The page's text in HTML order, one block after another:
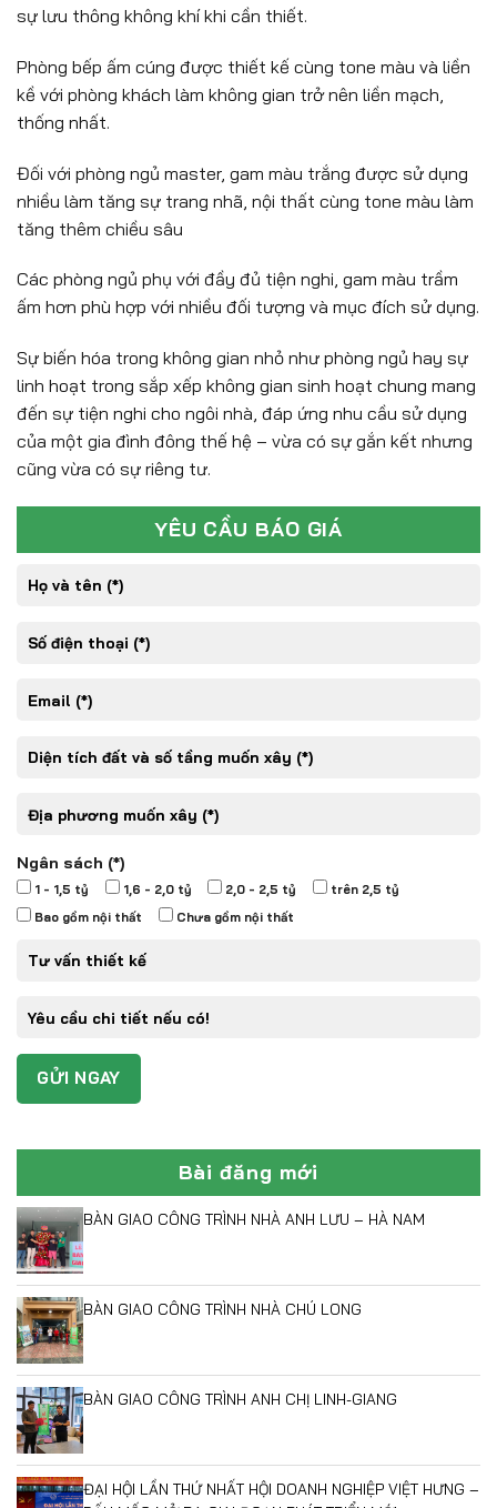
sự lưu thông không khí khi cần thiết.
Phòng bếp ấm cúng được thiết kế cùng tone màu và liền
kề với phòng khách làm không gian trở nên liền mạch,
thống nhất.
Đối với phòng ngủ master, gam màu trắng được sử dụng
nhiều làm tăng sự trang nhã, nội thất cùng tone màu làm
tăng thêm chiều sâu
Các phòng ngủ phụ với đầy đủ tiện nghi, gam màu trầm
ấm hơn phù hợp với nhiều đối tượng và mục đích sử dụng.
Sự biến hóa trong không gian nhỏ như phòng ngủ hay sự
linh hoạt trong sắp xếp không gian sinh hoạt chung mang
đến sự tiện nghi cho ngôi nhà, đáp ứng nhu cầu sử dụng
của một gia đình đông thế hệ – vừa có sự gắn kết nhưng
cũng vừa có sự riêng tư.
YÊU CẦU BÁO GIÁ
Ngân sách (*)
1 - 1,5 tỷ 1,6 - 2,0 tỷ 2,0 - 2,5 tỷ
trên 2,5 tỷ
Bao gồm nội thất
Chưa gồm nội thất
Bài đăng mới
BÀN GIAO CÔNG TRÌNH NHÀ ANH LƯU – HÀ NAM
BÀN GIAO CÔNG TRÌNH NHÀ CHÚ LONG
BÀN GIAO CÔNG TRÌNH ANH CHỊ LINH-GIANG
ĐẠI HỘI LẦN THỨ NHẤT HỘI DOANH NGHIỆP VIỆT HƯNG –